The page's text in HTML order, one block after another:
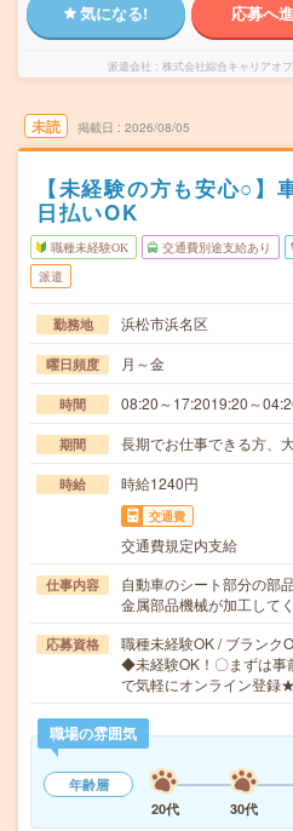
気になる! 応募へ
派遣会社 株式会社綜合キャリアオ
未読 掲載日 2026/08/05
【未経験の方も安心○】
日払いOK
職種未経験OK 交通費別途支給あり
派遣
勤務地 浜松市浜名区
曜日頻度 月～金
時間 08:20～17:2019:20～
期間 長期でお仕事できる方、
時給 時給1240円
交通費
交通費規定内支給
仕事内容
自動車のシート部分の部
金属部品機械が加工して
応募資格
職種未経験OK / ブランク
◆未経験OK！〇まずは事
で気軽にオンライン登
職場の雰囲気
年齢層
20代
30代